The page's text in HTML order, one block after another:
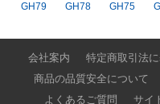
GH79 GH78 GH75
会社案内 特定商取引法
商品の品質安全について
よくあるご質問
サイ